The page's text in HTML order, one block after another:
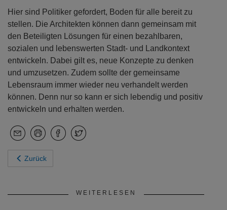
Hier sind Politiker gefordert, Boden für alle bereit zu
stellen. Die Architekten können dann gemeinsam mit
den Beteiligten Lösungen für einen bezahlbaren,
sozialen und lebenswerten Stadt- und Landkontext
entwickeln. Dabei gilt es, neue Konzepte zu denken
und umzusetzen. Zudem sollte der gemeinsame
Lebensraum immer wieder neu verhandelt werden
können. Denn nur so kann er sich lebendig und positiv
entwickeln und erhalten werden.
Zurück
WEITERLESEN